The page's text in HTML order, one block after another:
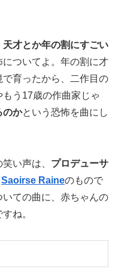
天才とか年の割にすごい
ついてよ。年の割に才
育ったから、二作目の
もう17歳の作曲家じゃ
のかという恐怖を曲にし
い声は、 プロデューサ
Saoirse Raineのもので
ての曲に、赤ちゃんの
ね。